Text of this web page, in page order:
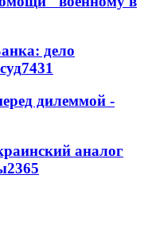
дело
7431
дилеммой -
аналог
2365